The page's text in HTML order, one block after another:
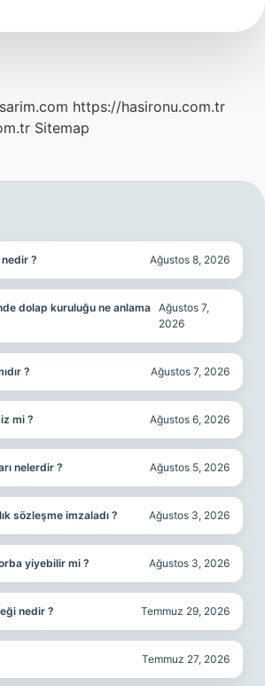
Kullanılır
https://hasironu.com.tr
Sitemap
nedir ? Ağustos 8, 2026
dolap kuruluğu ne anlama Ağustos 7,
2026
? Ağustos 7, 2026
mi ? Ağustos 6, 2026
nelerdir ? Ağustos 5, 2026
sözleşme imzaladı ? Ağustos 3, 2026
yiyebilir mi ? Ağustos 3, 2026
nedir ? Temmuz 29, 2026
Temmuz 27, 2026